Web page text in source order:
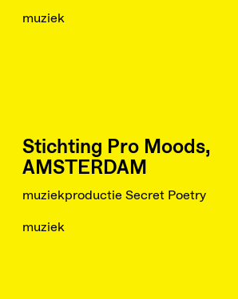
muziek
Stichting Pro Moods,
AMSTERDAM
muziekproductie Secret Poetry
muziek